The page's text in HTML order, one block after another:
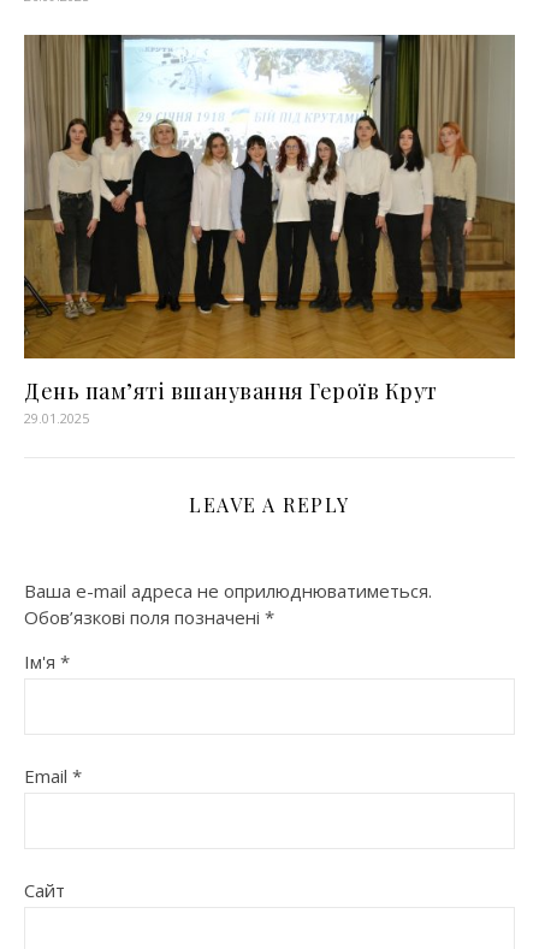
День пам’яті вшанування Героїв Крут
29.01.2025
LEAVE A REPLY
Ваша e-mail адреса не оприлюднюватиметься.
Обов’язкові поля позначені *
Ім'я *
Email *
Сайт